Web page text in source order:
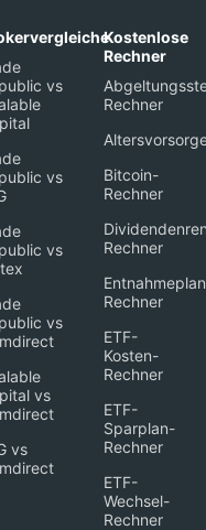
vs
vs
vs
vs
vs
vs
Kostenlose
Rechner
Rechner
Bitcoin-
Rechner
Rechner
Rechner
ETF-
Kosten-
Rechner
ETF-
Sparplan-
Rechner
ETF-
Wechsel-
Rechner